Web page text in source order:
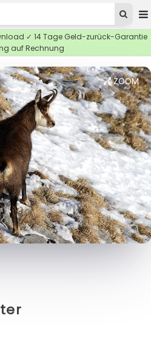
✓ 14 Tage Geld-zurück-Garantie
auf Rechnung
ZOOM